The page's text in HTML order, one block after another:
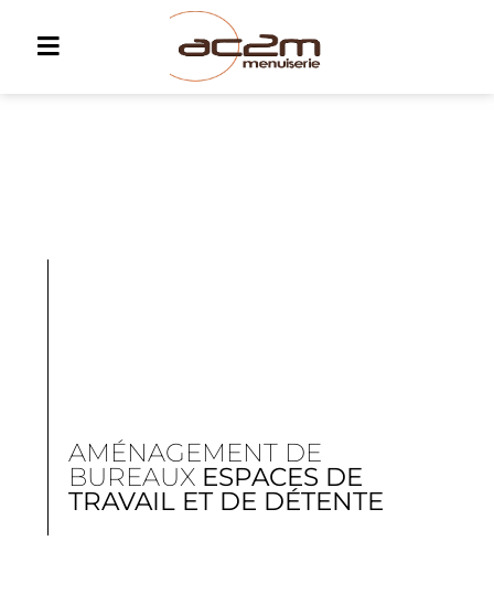
AMÉNAGEMENT DE
BUREAUX ESPACES DE
TRAVAIL ET DE DÉTENTE